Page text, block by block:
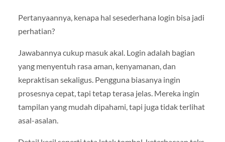
Pertanyaannya, kenapa hal sesederhana login bisa jadi
perhatian?
Jawabannya cukup masuk akal. Login adalah bagian
yang menyentuh rasa aman, kenyamanan, dan
kepraktisan sekaligus. Pengguna biasanya ingin
prosesnya cepat, tapi tetap terasa jelas. Mereka ingin
tampilan yang mudah dipahami, tapi juga tidak terlihat
asal-asalan.